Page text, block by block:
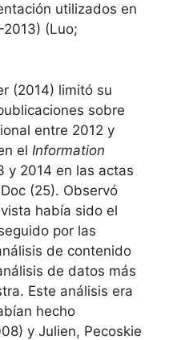
utilizados en
(Luo;
(2014) limitó su
sobre
entre 2012 y
el Information
y 2014 en las actas
(25). Observó
había sido el
por las
de contenido
de datos más
Este análisis era
hecho
y Julien, Pecoskie